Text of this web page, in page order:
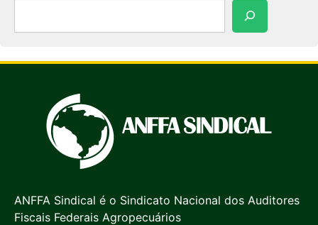
ANFFA Sindical é o Sindicato Nacional dos Auditores
Fiscais Federais Agropecuários